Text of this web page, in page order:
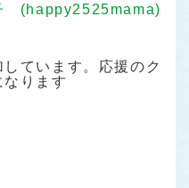
(happy2525mama)
ています。応援のク
ります